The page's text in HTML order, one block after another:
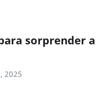
sorprender a
2025